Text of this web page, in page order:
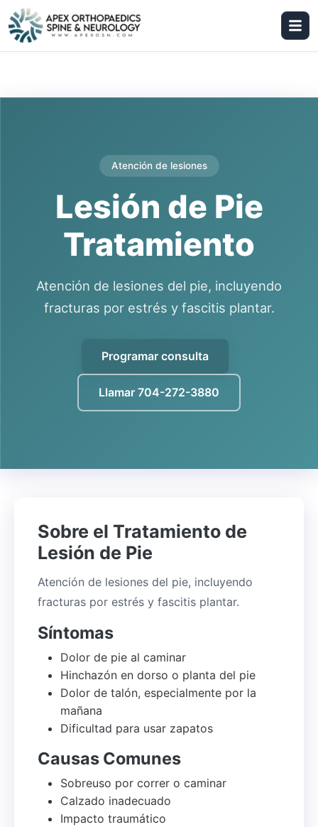
Atención de lesiones
Lesión de Pie
Tratamiento
Atención de lesiones del pie, incluyendo
fracturas por estrés y fascitis plantar.
Programar consulta
Llamar 704-272-3880
Sobre el Tratamiento de
Lesión de Pie
Atención de lesiones del pie, incluyendo
fracturas por estrés y fascitis plantar.
Síntomas
Dolor de pie al caminar
Hinchazón en dorso o planta del pie
Dolor de talón, especialmente por la
mañana
Dificultad para usar zapatos
Causas Comunes
Sobreuso por correr o caminar
Calzado inadecuado
Impacto traumático